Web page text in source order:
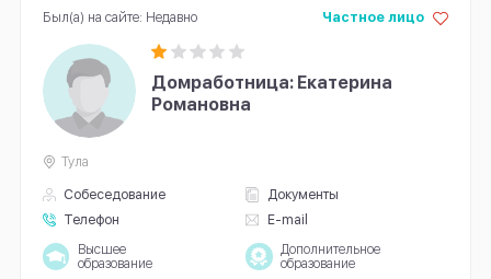
Домработница: Екатерина
Романовна
Собеседование
Документы
Телефон
E-mail
Частное лицо
Тула
Высшее
образование
Дополнительное
образование
Был(а) на сайте: Недавно